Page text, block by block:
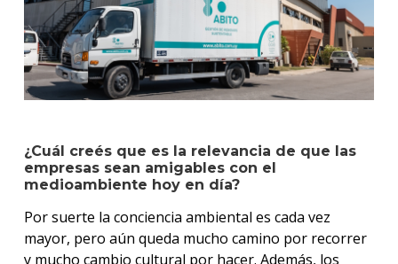
¿Cuál creés que es la relevancia de que las
empresas sean amigables con el
medioambiente hoy en día?
Por suerte la conciencia ambiental es cada vez
mayor, pero aún queda mucho camino por recorrer
y mucho cambio cultural por hacer. Además, los